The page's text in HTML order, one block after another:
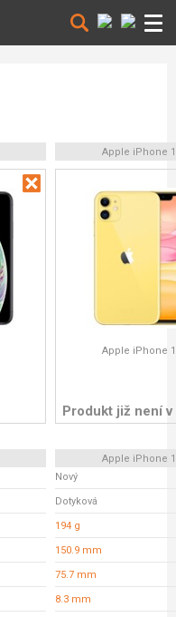
Apple iPhone
Apple iPhone
Produkt již není
Apple iPhone
Nový
Dotyková
194 g
150.9 mm
75.7 mm
8.3 mm